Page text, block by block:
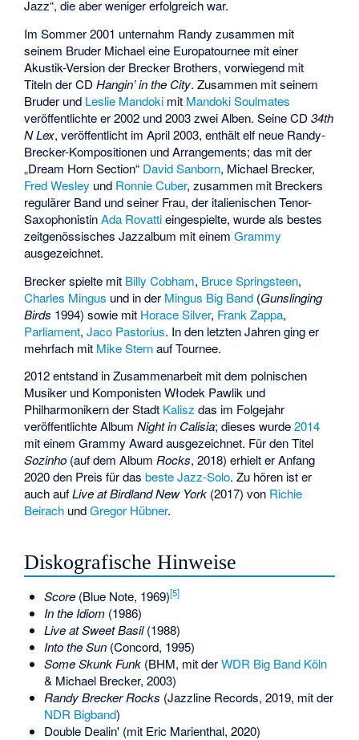
Jazz“, die aber weniger erfolgreich war.
Im Sommer 2001 unternahm Randy zusammen mit
seinem Bruder Michael eine Europatournee mit einer
Akustik-Version der Brecker Brothers, vorwiegend mit
Titeln der CDHangin’ in the City. Zusammen mit seinem
Bruder und Leslie Mandoki mit Mandoki Soulmates
veröffentlichte er 2002 und 2003 zwei Alben. Seine CD34th
N Lex, veröffentlicht im April 2003, enthält elf neue Randy-
Brecker-Kompositionen und Arrangements; das mit der
„Dream Horn Section“ David Sanborn, Michael Brecker,
Fred Wesley und Ronnie Cuber, zusammen mit Breckers
regulärer Band und seiner Frau, der italienischen Tenor-
SaxophonistinAda Rovattieingespielte, wurde als bestes
zeitgenössisches Jazzalbum mit einemGrammy
ausgezeichnet.
Brecker spielte mit Billy Cobham, Bruce Springsteen,
Charles Mingus und in der Mingus Big Band (Gunslinging
Birds 1994) sowie mit Horace Silver, Frank Zappa,
Parliament,Jaco Pastorius. In den letzten Jahren ging er
mehrfach mit Mike Sternauf Tournee.
2012 entstand in Zusammenarbeit mit dem polnischen
Musiker und KomponistenWłodek Pawlik und
Philharmonikern der Stadt Kalisz das im Folgejahr
veröffentlichte AlbumNight in Calisia; dieses wurde2014
mit einem Grammy Award ausgezeichnet. Für den Titel
Sozinho (auf dem Album Rocks, 2018) erhielt er Anfang
2020 den Preis für dasbeste Jazz-Solo. Zu hören ist er
auch aufLive at Birdland New York (2017) von Richie
Beirach undGregor Hübner.
Diskografische Hinweise
Score(Blue Note, 1969)[5]
In the Idiom (1986)
Live at Sweet Basil(1988)
Into the Sun(Concord, 1995)
Some Skunk Funk(BHM, mit derWDR Big Band Köln
& Michael Brecker, 2003)
Randy Brecker Rocks (Jazzline Records, 2019, mit der
NDR Bigband)
Double Dealin' (mit Eric Marienthal, 2020)